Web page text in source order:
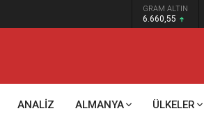
GRAM ALTIN
6.660,55
ANALİZ ALMANYA ÜLKELER